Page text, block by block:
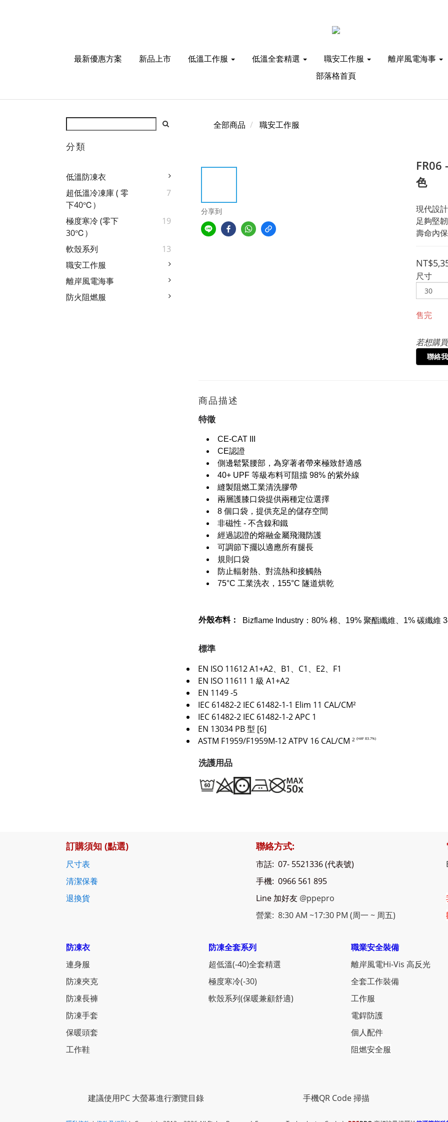
最新優惠方案 新品上市 低溫工作服 低溫全套精選 職安工作服
離岸風電海事
部落格首頁
分類
低溫防凍衣
超低溫冷凍庫 ( 零
下40℃）
7
極度寒冷 (零下
30℃）
19
軟殼系列
13
職安工作服
離岸風電海事
防火阻燃服
全部商品 職安工作服
分享到
色
現代設
足夠堅
壽命內
尺寸
售完
若想購
聯絡
商品描述
特徵
CE-CAT III
CE認證
側邊鬆緊腰部，為穿著者帶來極致舒適感
40+ UPF 等級布料可阻擋 98% 的紫外線
縫製阻燃工業清洗膠帶
兩層護膝口袋提供兩種定位選擇
8 個口袋，提供充足的儲存空間
非磁性 - 不含鎳和鐵
經過認證的熔融金屬飛濺防護
可調節下擺以適應所有腿長
規則口袋
防止輻射熱、對流熱和接觸熱
75°C 工業洗衣，155°C 隧道烘乾
外殼布料： Bizflame Industry：80% 棉、19% 聚酯纖維、1% 碳纖維
標準
EN ISO 11612 A1+A2、B1、C1、E2、F1
EN ISO 11611 1 級 A1+A2
EN 1149 -5
IEC 61482-2 IEC 61482-1-1 Elim 11 CAL/CM²
IEC 61482-2 IEC 61482-1-2 APC 1
EN 13034 PB 型 [6]
ASTM F1959/F1959M-12 ATPV 16 CAL/CM 2 (HAF 83.7%)
洗護用品
訂購須知 (點選)
尺寸表
清潔保養
退換貨
聯絡方式:
市話: 07- 5521336 (代表號)
手機: 0966 561 895
Line 加好友 @ppepro
營業: 8:30 AM ~17:30 PM (周一 ~ 周五)
防凍衣
連身服
防凍夾克
防凍長褲
防凍手套
保暖頭套
工作鞋
防凍全套系列
超低溫(-40)全套精選
極度寒冷(-30)
軟殼系列(保暖兼顧舒適)
職業安全裝備
離岸風電Hi-Vis 高反光
全套工作裝備
工作服
電銲防護
個人配件
阻燃安全服
建議使用PC 大螢幕進行瀏覽目錄 手機QR Code 掃描